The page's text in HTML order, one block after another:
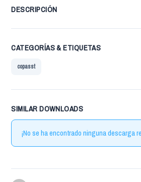
DESCRIPCIÓN
CATEGORÍAS & ETIQUETAS
copasst
SIMILAR DOWNLOADS
¡No se ha encontrado ninguna descarga